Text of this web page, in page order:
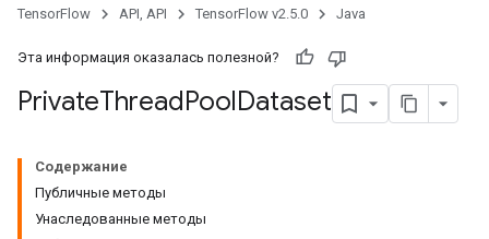
TensorFlow API, API TensorFlow v2.5.0 Java
Эта информация оказалась полезной?
PrivateThreadPoolDataset
Содержание
Публичные методы
Унаследованные методы